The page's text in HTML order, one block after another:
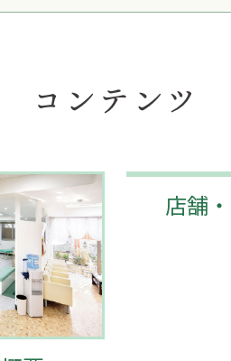
コンテンツ
店舗